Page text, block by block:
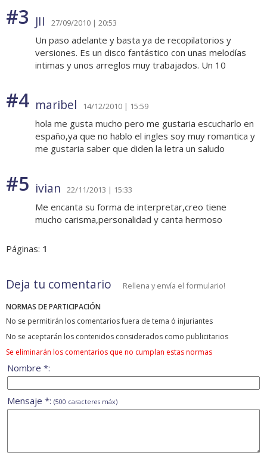
#3 JII 27/09/2010 | 20:53
Un paso adelante y basta ya de recopilatorios y
versiones. Es un disco fantástico con unas melodías
intimas y unos arreglos muy trabajados. Un 10
#4 maribel 14/12/2010 | 15:59
hola me gusta mucho pero me gustaria escucharlo en
españo,ya que no hablo el ingles soy muy romantica y
me gustaria saber que diden la letra un saludo
#5 ivian 22/11/2013 | 15:33
Me encanta su forma de interpretar,creo tiene
mucho carisma,personalidad y canta hermoso
Páginas: 1
Deja tu comentario Rellena y envía el formulario!
NORMAS DE PARTICIPACIÓN
No se permitirán los comentarios fuera de tema ó injuriantes
No se aceptarán los contenidos considerados como publicitarios
Se eliminarán los comentarios que no cumplan estas normas
Nombre *:
Mensaje *: (500 caracteres máx)